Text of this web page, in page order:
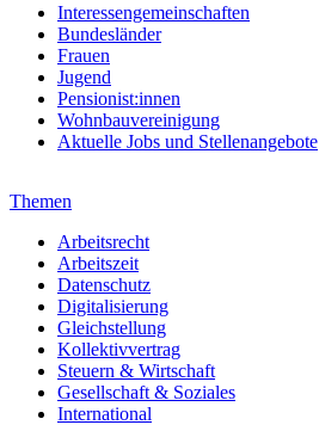
Interessengemeinschaften
Bundesländer
Frauen
Jugend
Pensionist:innen
Wohnbauvereinigung
Aktuelle Jobs und Stellenangebote
Themen
Arbeitsrecht
Arbeitszeit
Datenschutz
Digitalisierung
Gleichstellung
Kollektivvertrag
Steuern & Wirtschaft
Gesellschaft & Soziales
International